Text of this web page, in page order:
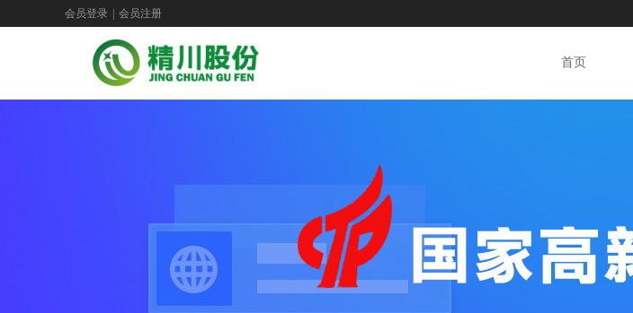
首页
会员登录 会员注册